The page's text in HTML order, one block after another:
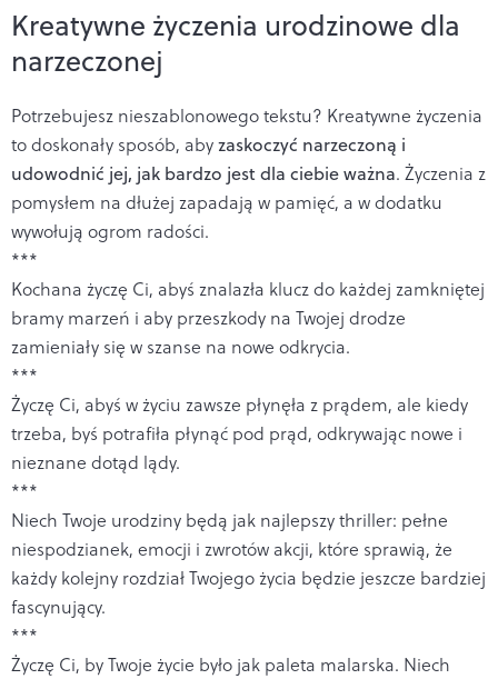
Kreatywne życzenia urodzinowe dla
narzeczonej
Potrzebujesz nieszablonowego tekstu? Kreatywne życzenia
to doskonały sposób, abyzaskoczyć narzeczoną i
udowodnić jej, jak bardzo jest dla ciebie ważna. Życzenia z
pomysłem na dłużej zapadają w pamięć, a w dodatku
wywołują ogrom radości.
***
Kochana życzę Ci, abyś znalazła klucz do każdej zamkniętej
bramy marzeń i aby przeszkody na Twojej drodze
zamieniały się w szanse na nowe odkrycia.
***
Życzę Ci, abyś w życiu zawsze płynęła z prądem, ale kiedy
trzeba, byś potrafiła płynąć pod prąd, odkrywając nowe i
nieznane dotąd lądy.
***
Niech Twoje urodziny będą jak najlepszy thriller: pełne
niespodzianek, emocji i zwrotów akcji, które sprawią, że
każdy kolejny rozdział Twojego życia będzie jeszcze bardziej
fascynujący.
***
Życzę Ci, by Twoje życie było jak paleta malarska. Niech